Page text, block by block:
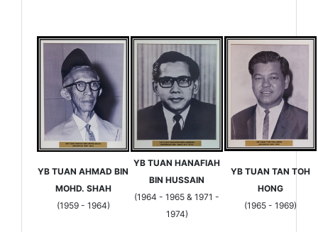
YB TUAN AHMAD BIN
MOHD. SHAH
(1959 - 1964)
YB TUAN HANAFIAH
BIN HUSSAIN
(1964 - 1965 & 1971 -
1974)
YB TUAN TAN TOH
HONG
(1965 - 1969)